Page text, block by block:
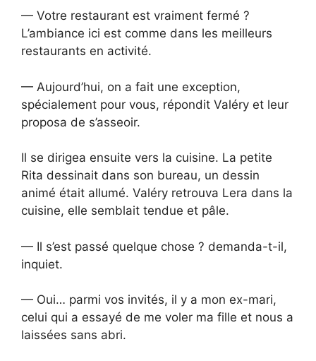
— Votre restaurant est vraiment fermé ?
L’ambiance ici est comme dans les meilleurs
restaurants en activité.
— Aujourd’hui, on a fait une exception,
spécialement pour vous, répondit Valéry et leur
proposa de s’asseoir.
Il se dirigea ensuite vers la cuisine. La petite
Rita dessinait dans son bureau, un dessin
animé était allumé. Valéry retrouva Lera dans la
cuisine, elle semblait tendue et pâle.
— Il s’est passé quelque chose ? demanda-t-il,
inquiet.
— Oui… parmi vos invités, il y a mon ex-mari,
celui qui a essayé de me voler ma fille et nous a
laissées sans abri.